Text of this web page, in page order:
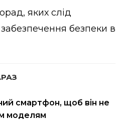
яких слід
безпеки в
смартфон, щоб він не
моделям